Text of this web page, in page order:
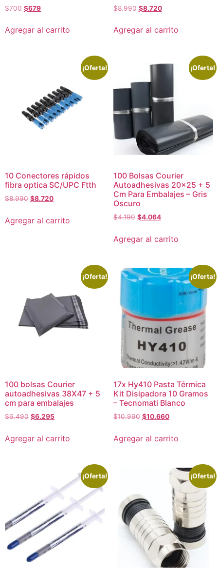
$700 $679
Agregar al carrito
$8.990 $8.720
Agregar al carrito
¡Oferta!
10 Conectores rápidos
fibra optica SC/UPC Ftth
$8.990 $8.720
Agregar al carrito
¡Oferta!
100 Bolsas Courier
Autoadhesivas 20×25 + 5
Cm Para Embalajes – Gris
Oscuro
$4.190 $4.064
Agregar al carrito
¡Oferta!
100 bolsas Courier
autoadhesivas 38X47 + 5
cm para embalajes
$6.490 $6.295
Agregar al carrito
¡Oferta!
17x Hy410 Pasta Térmica
Kit Disipadora 10 Gramos
– Tecnomati Blanco
$10.990 $10.660
Agregar al carrito
¡Oferta! ¡Oferta!